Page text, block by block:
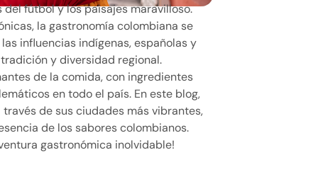
fútbol y los paisajes maravilloso.
la gastronomía colombiana se
influencias indígenas, españolas y
y diversidad regional.
de la comida, con ingredientes
en todo el país. En este blog,
de sus ciudades más vibrantes,
de los sabores colombianos.
gastronómica inolvidable!